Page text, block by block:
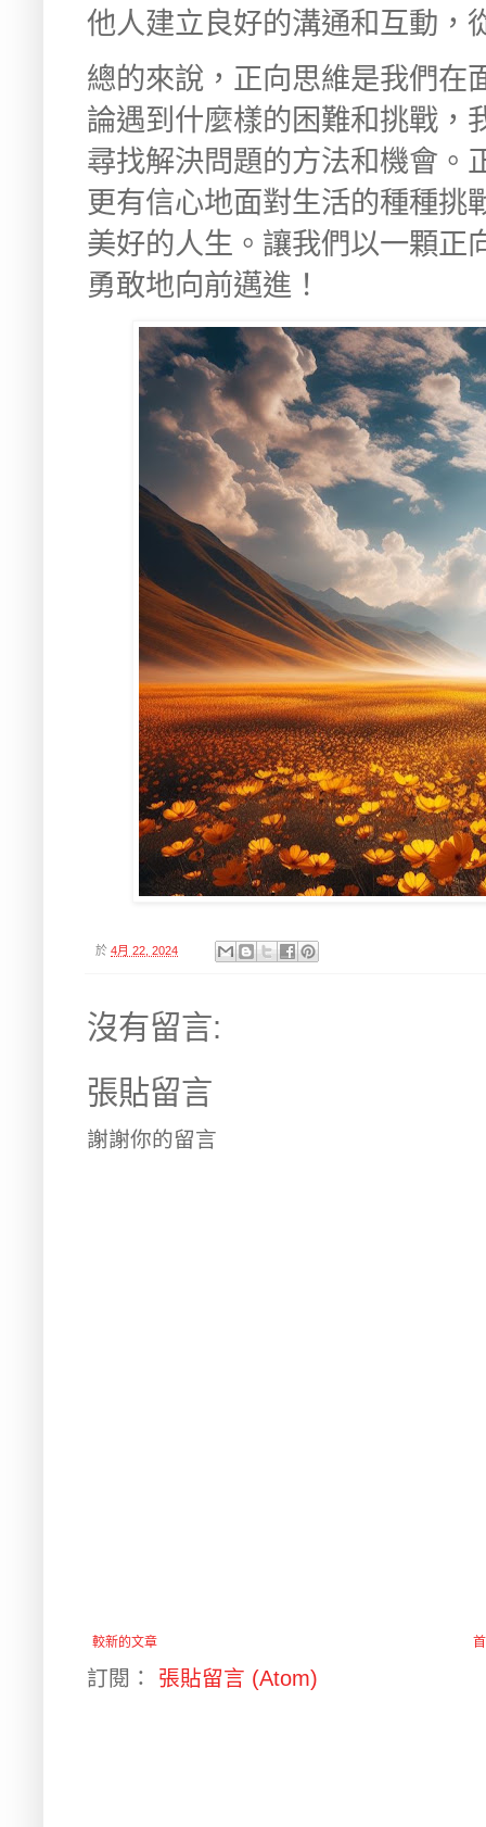
他人建立良好的溝通和互動，
總的來說，正向思維是我們在
論遇到什麼樣的困難和挑戰，
尋找解決問題的方法和機會。
更有信心地面對生活的種種挑
美好的人生。讓我們以一顆正
勇敢地向前邁進！
於 4月 22, 2024
沒有留言:
張貼留言
謝謝你的留言
較新的文章
訂閱： 張貼留言 (Atom)